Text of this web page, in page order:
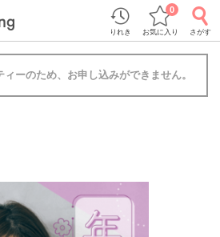
りれき お気に入り
0
さがす
ーのため、お申し込みができません。